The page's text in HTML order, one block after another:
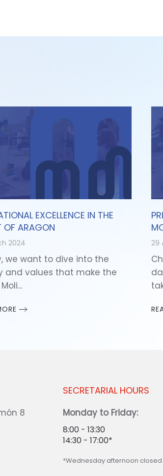
EXCELLENCE IN THE
OF ARAGON
2024
we want to dive into the
and values that make the
29
8
SECRETARIAL HOURS
Monday to Friday:
8:00 - 13:30
14:30 - 17:00*
*Wednesday afternoon closed